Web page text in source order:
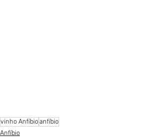
vinho Anfíbioanfíbio
Anfíbio